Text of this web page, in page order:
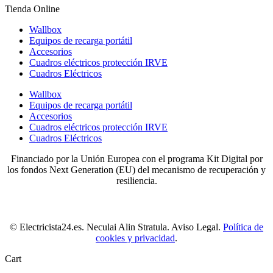
Tienda Online
Wallbox
Equipos de recarga portátil
Accesorios
Cuadros eléctricos protección IRVE
Cuadros Eléctricos
Wallbox
Equipos de recarga portátil
Accesorios
Cuadros eléctricos protección IRVE
Cuadros Eléctricos
Financiado por la Unión Europea con el programa Kit Digital por
los fondos Next Generation (EU) del mecanismo de recuperación y
resiliencia.
© Electricista24.es. Neculai Alin Stratula. Aviso Legal. Política de
cookies y privacidad.
Cart